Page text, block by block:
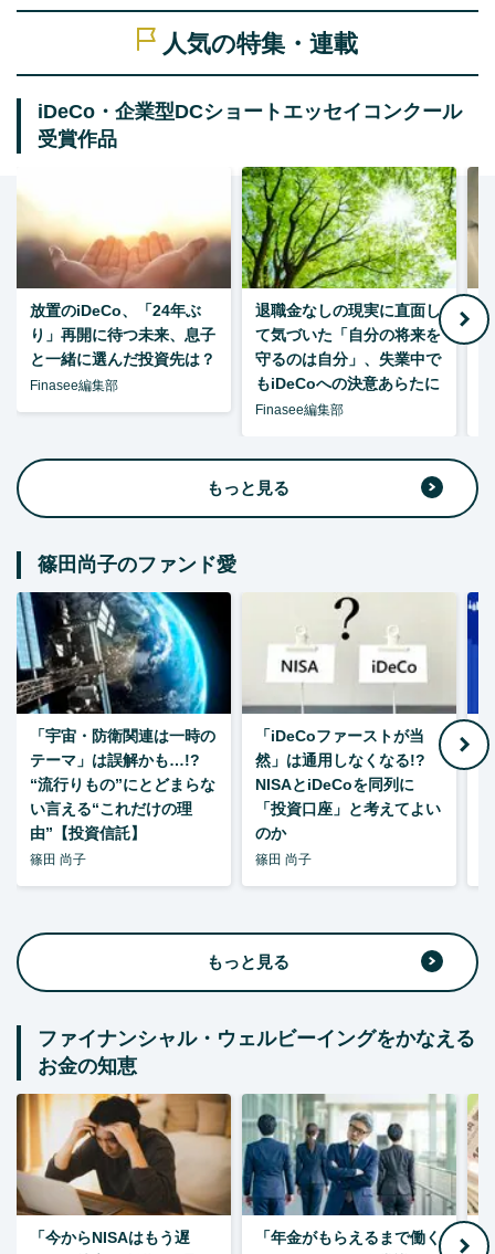
人気の特集・連載
iDeCo・企業型DCショートエッセイコンクール
受賞作品
放置のiDeCo、「24年ぶ
り」再開に待つ未来、息子
と一緒に選んだ投資先は？
Finasee編集部
退職金なしの現実に直面し
て気づいた「自分の将来を
守るのは自分」、失業中で
もiDeCoへの決意あらたに
Finasee編集部
もっと見る
篠田尚子のファンド愛
「宇宙・防衛関連は一時の
テーマ」は誤解かも…!?
“流行りもの”にとどまらな
い言える“これだけの理
由”【投資信託】
篠田 尚子
「iDeCoファーストが当
然」は通用しなくなる!?
NISAとiDeCoを同列に
「投資口座」と考えてよい
のか
篠田 尚子
もっと見る
ファイナンシャル・ウェルビーイングをかなえる
お金の知恵
「今からNISAはもう遅
「年金がもらえるまで働く